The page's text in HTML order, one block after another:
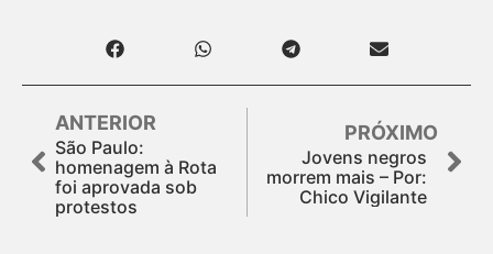
ANTERIOR
São Paulo:
homenagem à Rota
foi aprovada sob
protestos
PRÓXIMO
Jovens negros
morrem mais – Por:
Chico Vigilante